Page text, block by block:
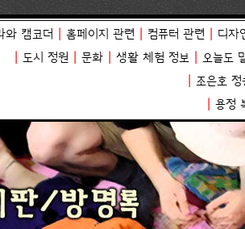
와 캠코더 홈페이지 관련 컴퓨터 관련 디자
도시 정원 문화 생활 체험 정보 오늘도
조은호 정
용정